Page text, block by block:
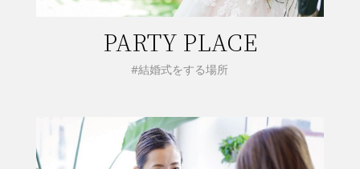
PARTY PLACE
#結婚式をする場所